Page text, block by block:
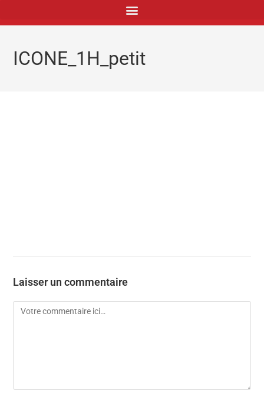
ICONE_1H_petit
Laisser un commentaire